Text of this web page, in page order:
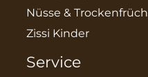
Nüsse &
Zissi Kinder
Service